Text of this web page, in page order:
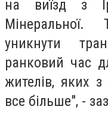
на виїзд з
уникнути
ранковий час
жителів, яких
все більше", -